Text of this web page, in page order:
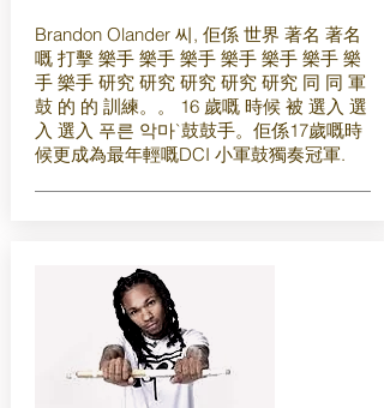
Brandon Olander 씨, 佢係 世界 著名 著名
嘅 打擊 樂手 樂手 樂手 樂手 樂手 樂手 樂
手 樂手 研究 研究 研究 研究 研究 同 同 軍
鼓 的 的 訓練。。 16 歲嘅 時候 被 選入 選
入 選入 푸른 악마`鼓鼓手。佢係17歲嘅時
候更成為最年輕嘅DCI 小軍鼓獨奏冠軍.